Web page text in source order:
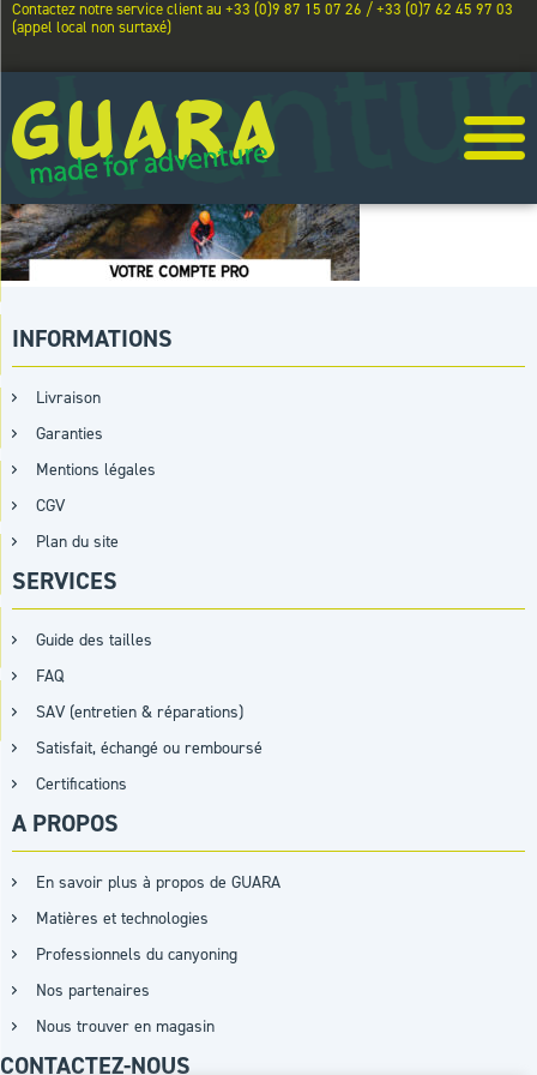
Contactez notre service client au +33 (0)9 87 15 07 26 / +33 (0)7 62 45 97 03
(appel local non surtaxé)
INFORMATIONS
Livraison
Garanties
Mentions légales
CGV
Plan du site
SERVICES
Guide des tailles
FAQ
SAV (entretien & réparations)
Satisfait, échangé ou remboursé
Certifications
A PROPOS
En savoir plus à propos de GUARA
Matières et technologies
Professionnels du canyoning
Nos partenaires
Nous trouver en magasin
CONTACTEZ-NOUS